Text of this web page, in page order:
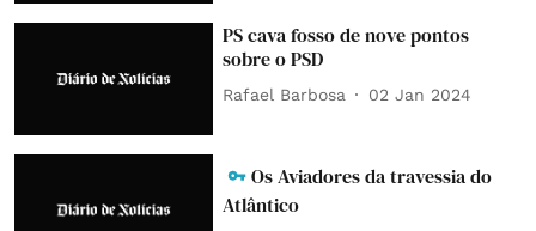
PS cava fosso de nove pontos
sobre o PSD
Rafael Barbosa 02 Jan 2024
Os Aviadores da travessia do
Atlântico